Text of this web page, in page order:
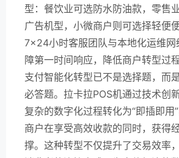
型：餐饮业可选防水防油款，零售
广告机型，小微商户则可选择轻便
7×24小时客服团队与本地化运维网
障第一时间响应，降低商户转型过
支付智能化转型已不是选择题，而
必答题。拉卡拉POS机通过技术创
复杂的数字化过程转化为“即插即用
商户在享受高效收款的同时，获得
撑。这种转型不仅提升了交易效率